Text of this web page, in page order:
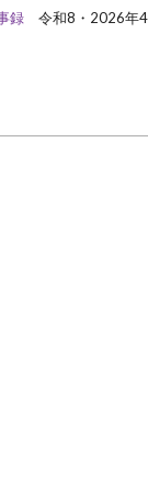
録 令和8・2026年